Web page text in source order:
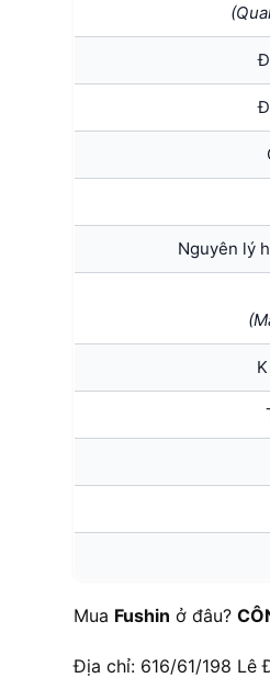
Nguyên lý
Mua Fushin ở đâu?
Địa chỉ: 616/61/198 Lê